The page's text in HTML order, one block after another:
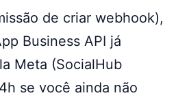
de criar webhook),
Business API já
Meta (SocialHub
se você ainda não